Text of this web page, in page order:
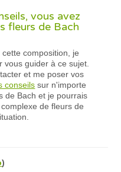
vous avez
fleurs de Bach
composition, je
guider à ce sujet.
et me poser vos
conseils sur n'importe
de Bach et je pourrais
de fleurs de
)